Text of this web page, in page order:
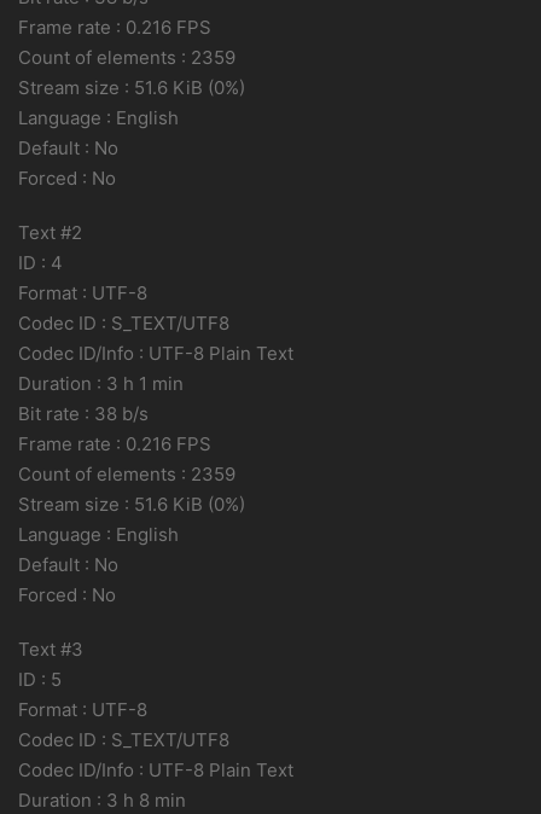
Frame rate : 0.216 FPS
Count of elements : 2359
Stream size : 51.6 KiB (0%)
Language : English
Default : No
Forced : No
Text #2
ID : 4
Format : UTF-8
Codec ID : S_TEXT/UTF8
Codec ID/Info : UTF-8 Plain Text
Duration : 3 h 1 min
Bit rate : 38 b/s
Frame rate : 0.216 FPS
Count of elements : 2359
Stream size : 51.6 KiB (0%)
Language : English
Default : No
Forced : No
Text #3
ID : 5
Format : UTF-8
Codec ID : S_TEXT/UTF8
Codec ID/Info : UTF-8 Plain Text
Duration : 3 h 8 min